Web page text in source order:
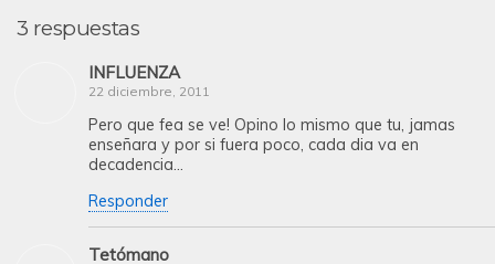
3 respuestas
INFLUENZA
22 diciembre, 2011
Pero que fea se ve! Opino lo mismo que tu, jamas
enseñara y por si fuera poco, cada dia va en
decadencia…
Responder
Tetómano